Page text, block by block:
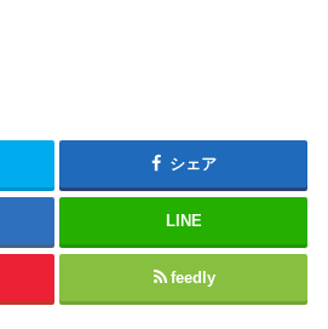
シェア
LINE
feedly